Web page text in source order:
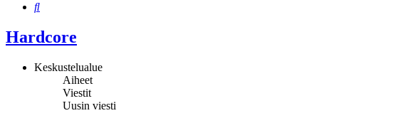
Etsi
Hardcore
Keskustelualue
Aiheet
Viestit
Uusin viesti